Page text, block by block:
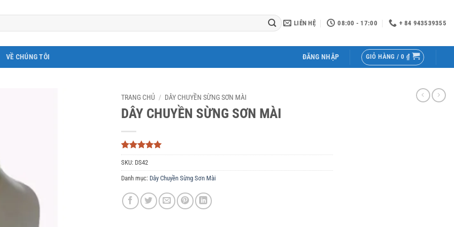
LIÊN HỆ 08:00 - 17:00 + 84 943539355
VỀ CHÚNG TÔI ĐĂNG NHẬP GIỎ HÀNG / 0 ₫
TRANG CHỦ / DÂY CHUYỀN SỪNG SƠN MÀI
DÂY CHUYỀN SỪNG SƠN MÀI
5trên 5
dựa trên
3
đánh giá
SKU: DS42
Danh mục: Dây Chuyền Sừng Sơn Mài